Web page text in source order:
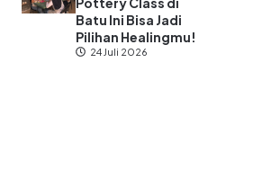
Batu Ini Bisa Jadi
Pilihan Healingmu!
24 Juli 2026